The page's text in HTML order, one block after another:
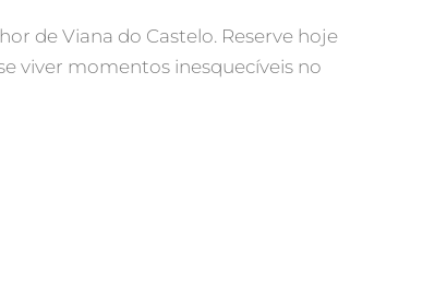
de Viana do Castelo. Reserve hoje
viver momentos inesquecíveis no